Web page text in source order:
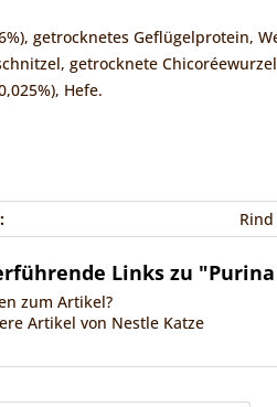
getrocknetes Geflügelprotein,
getrocknete
Hefe.
Rind
Links zu "Purina
zum Artikel?
Artikel von Nestle Katze